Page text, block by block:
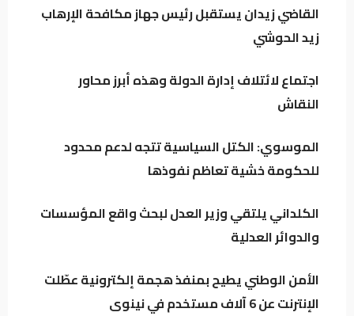
الموسوي: الكتل السياسية تتجه لدعم محدود
المؤسسات والدوائر العدلية
القاضي زيدان يستقبل رئيس جهاز مكافحة الإرهاب
زيد الحوشي
اجتماع لائتلاف إدارة الدولة وهذه أبرز محاور
النقاش
الموسوي: الكتل السياسية تتجه لدعم محدود
للحكومة خشية تعاظم نفوذها
الكلداني يلتقي وزير العدل لبحث واقع المؤسسات
والدوائر العدلية
الأمن الوطني يطيح بمنفذ هجمة إلكترونية عطّلت
الإنترنت عن 6 آلاف مستخدم في نينوى